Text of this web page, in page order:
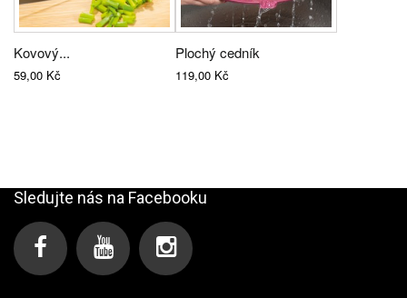
Kovový...
59,00 Kč
Plochý cedník
119,00 Kč
Sledujte nás na Facebooku